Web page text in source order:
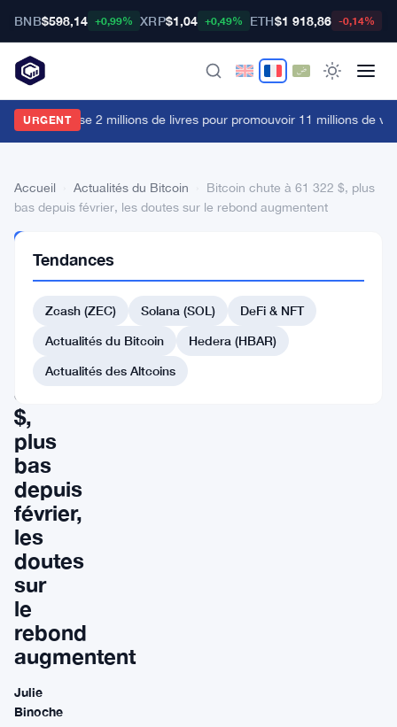
BNB$598,14 +0,99% XRP$1,04 +0,49% ETH$1 918,86 -0,14%
URGENT
FCA dépense 2 millions de livres pour promouvoir 11 millions de
Accueil Actualités du Bitcoin
Bitcoin chute à 61 322 $, plus
bas depuis février, les doutes sur le rebond augmentent
DU BITCOIN
chute
322
$,
plus
bas
depuis
février,
les
doutes
sur
le
rebond
augmentent
Julie
Binoche
Tendances
Zcash (ZEC) Solana (SOL)
DeFi & NFT
Actualités du Bitcoin
Hedera (HBAR)
Actualités des Altcoins